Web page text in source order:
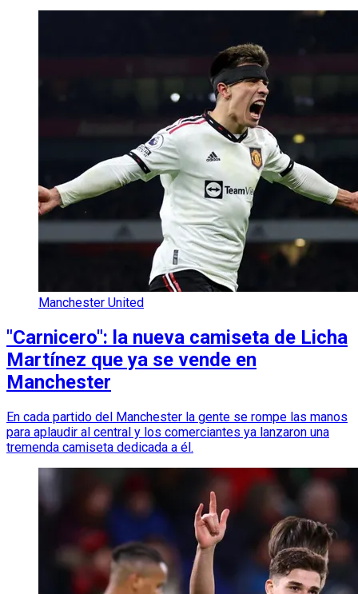
Manchester United
"Carnicero": la nueva camiseta de Licha
Martínez que ya se vende en
Manchester
En cada partido del Manchester la gente se rompe las manos
para aplaudir al central y los comerciantes ya lanzaron una
tremenda camiseta dedicada a él.